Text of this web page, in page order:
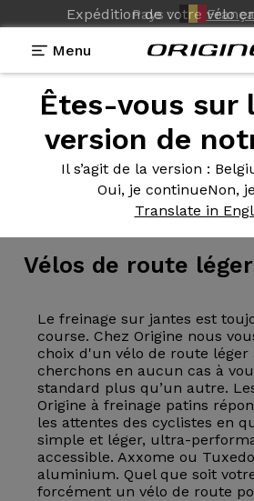
Pays :
Menu
Êtes-vous sur
version de
Il s’agit de la version :
Oui, je continueNon,
Translate in
Route>Patins
Vélos de route
Le freinage sur jantes est
course. Chez Origine nous
choix d'un vélo de route léger
cherchons en aucun cas à
standard plus qu’un autre.
Origine à freinage patins
les attentes des cyclistes en
simple et léger, ultra-
accessible. Axxome ou
aluminium. Quel que soit
forcément un vélo de route